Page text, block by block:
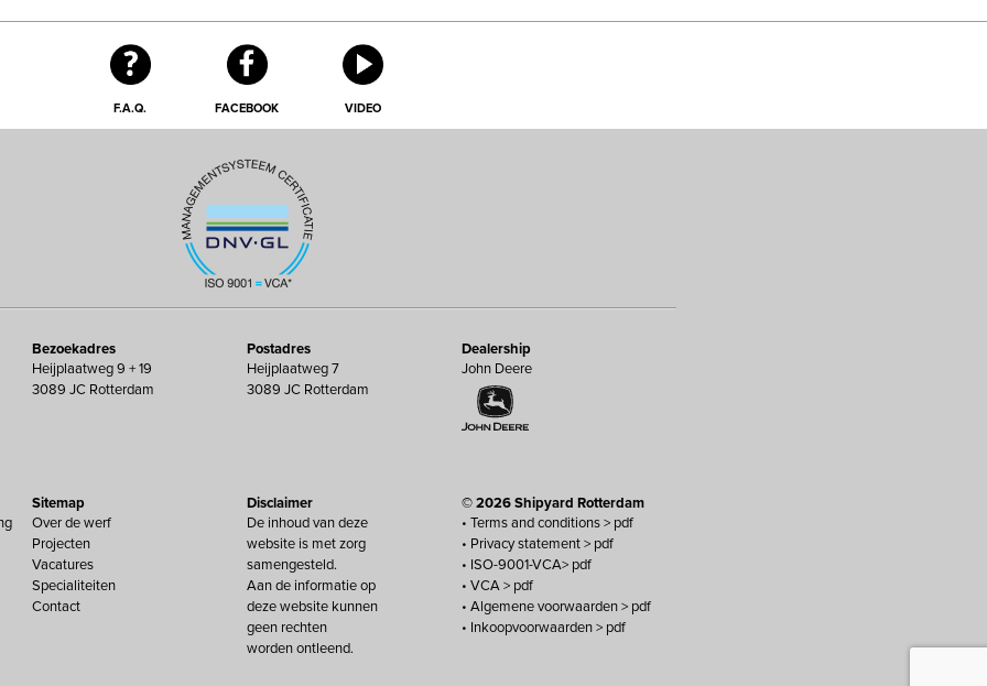
F.A.Q. FACEBOOK VIDEO
Bezoekadres
Heijplaatweg 9 + 19
3089 JC Rotterdam
Postadres
Heijplaatweg 7
3089 JC Rotterdam
Dealership
John Deere
Sitemap
Over de werf
Projecten
Vacatures
Specialiteiten
Contact
Disclaimer
De inhoud van deze
website is met zorg
samengesteld.
Aan de informatie op
deze website kunnen
geen rechten
worden ontleend.
© 2026 Shipyard Rotterdam
• Terms and conditions > pdf
• Privacy statement > pdf
• ISO-9001-VCA> pdf
• VCA > pdf
• Algemene voorwaarden > pdf
• Inkoopvoorwaarden > pdf